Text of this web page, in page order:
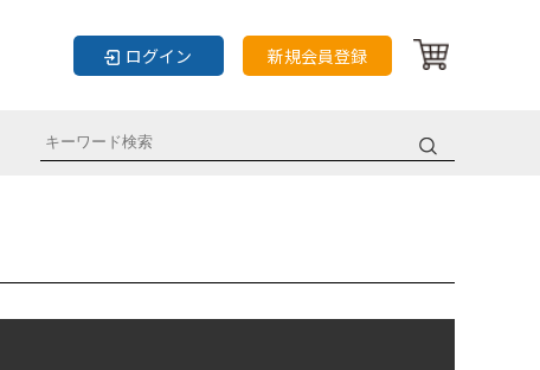
ログイン 新規会員登録